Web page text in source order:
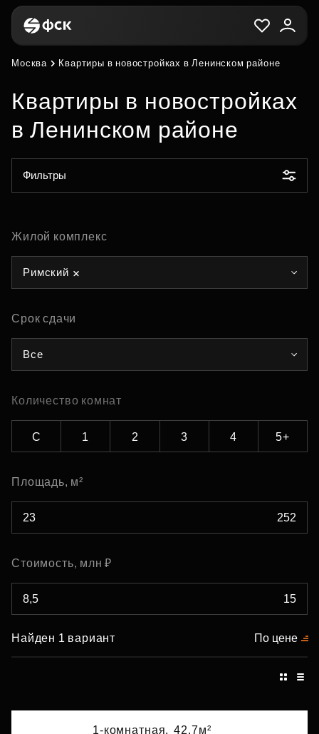
Москва Квартиры в новостройках в Ленинском районе
Квартиры в новостройках
в Ленинском районе
Фильтры
Жилой комплекс
Римский
Срок сдачи
Все
Количество комнат
С 1 2 3 4 5+
Площадь, м²
Стоимость, млн ₽
Найден 1 вариант По цене
1-комнатная, 42.7м²